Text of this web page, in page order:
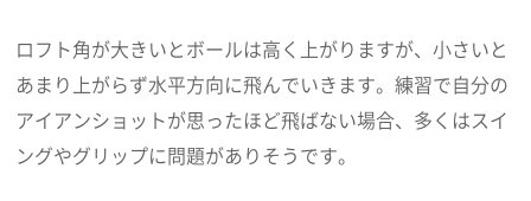
ロフト角が大きいとボールは高く上がりますが、小さいと
あまり上がらず水平方向に飛んでいきます。練習で自分の
アイアンショットが思ったほど飛ばない場合、多くはスイ
ングやグリップに問題がありそうです。